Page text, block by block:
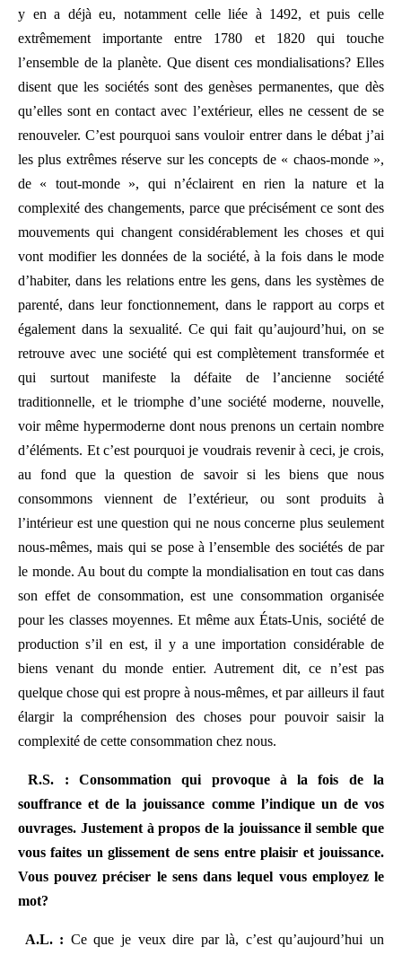
y en a déjà eu, notamment celle liée à 1492, et puis celle
extrêmement importante entre 1780 et 1820 qui touche
l’ensemble de la planète. Que disent ces mondialisations? Elles
disent que les sociétés sont des genèses permanentes, que dès
qu’elles sont en contact avec l’extérieur, elles ne cessent de se
renouveler. C’est pourquoi sans vouloir entrer dans le débat j’ai
les plus extrêmes réserve sur les concepts de « chaos-monde »,
de « tout-monde », qui n’éclairent en rien la nature et la
complexité des changements, parce que précisément ce sont des
mouvements qui changent considérablement les choses et qui
vont modifier les données de la société, à la fois dans le mode
d’habiter, dans les relations entre les gens, dans les systèmes de
parenté, dans leur fonctionnement, dans le rapport au corps et
également dans la sexualité. Ce qui fait qu’aujourd’hui, on se
retrouve avec une société qui est complètement transformée et
qui surtout manifeste la défaite de l’ancienne société
traditionnelle, et le triomphe d’une société moderne, nouvelle,
voir même hypermoderne dont nous prenons un certain nombre
d’éléments. Et c’est pourquoi je voudrais revenir à ceci, je crois,
au fond que la question de savoir si les biens que nous
consommons viennent de l’extérieur, ou sont produits à
l’intérieur est une question qui ne nous concerne plus seulement
nous-mêmes, mais qui se pose à l’ensemble des sociétés de par
le monde. Au bout du compte la mondialisation en tout cas dans
son effet de consommation, est une consommation organisée
pour les classes moyennes. Et même aux États-Unis, société de
production s’il en est, il y a une importation considérable de
biens venant du monde entier. Autrement dit, ce n’est pas
quelque chose qui est propre à nous-mêmes, et par ailleurs il faut
élargir la compréhension des choses pour pouvoir saisir la
complexité de cette consommation chez nous.
R.S. : Consommation qui provoque à la fois de la
souffrance et de la jouissance comme l’indique un de vos
ouvrages. Justement à propos de la jouissance il semble que
vous faites un glissement de sens entre plaisir et jouissance.
Vous pouvez préciser le sens dans lequel vous employez le
mot?
A.L. : Ce que je veux dire par là, c’est qu’aujourd’hui un